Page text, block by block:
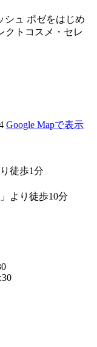
シュ ポゼをはじめ
クトコスメ・セレ
Google Mapで表示
徒歩1分
より徒歩10分